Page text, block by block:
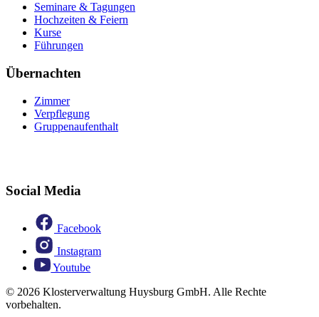
Seminare & Tagungen
Hochzeiten & Feiern
Kurse
Führungen
Übernachten
Zimmer
Verpflegung
Gruppenaufenthalt
Social Media
Facebook
Instagram
Youtube
© 2026 Klosterverwaltung Huysburg GmbH. Alle Rechte
vorbehalten.